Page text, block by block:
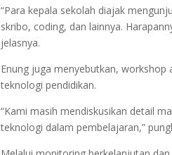
“Para kepala sekolah diajak
skribo, coding, dan lainnya.
jelasnya.
Enung juga menyebutkan,
teknologi pendidikan.
“Kami masih mendiskusikan detail
teknologi dalam pembelajaran,”